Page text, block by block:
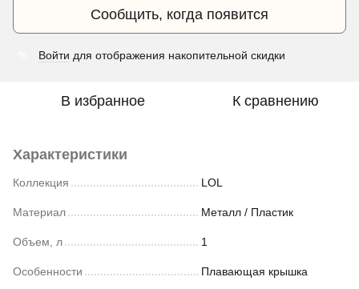
Сообщить, когда появится
Войти для отображения накопительной скидки
В избранное К сравнению
Характеристики
Коллекция LOL
Материал Металл / Пластик
Объем, л 1
Особенности Плавающая крышка